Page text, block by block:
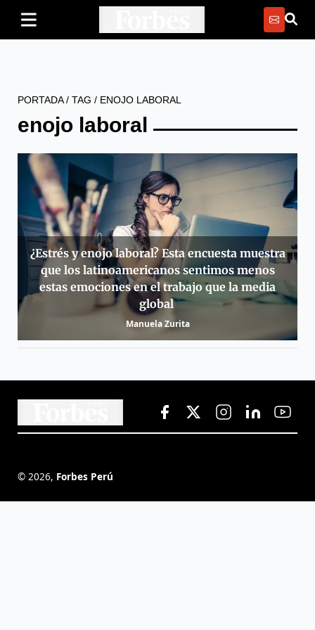
PORTADA/ TAG / ENOJO LABORAL
enojo laboral
¿Estrés y enojo laboral? Esta encuesta muestra
que los latinoamericanos sentimos menos
estas emociones en el trabajo que la media
global
Manuela Zurita
© 2026, Forbes Perú